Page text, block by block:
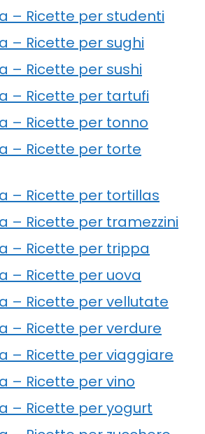
– Ricette per studenti
– Ricette per sughi
– Ricette per sushi
– Ricette per tartufi
– Ricette per tonno
– Ricette per torte
– Ricette per tortillas
– Ricette per tramezzini
– Ricette per trippa
– Ricette per uova
– Ricette per vellutate
– Ricette per verdure
– Ricette per viaggiare
– Ricette per vino
– Ricette per yogurt